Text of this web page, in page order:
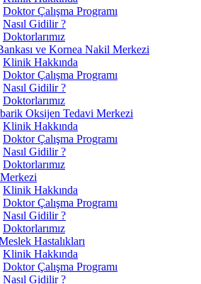
Doktor Çalışma Programı
Nasıl Gidilir ?
Doktorlarımız
ve Kornea Nakil Merkezi
Klinik Hakkında
Doktor Çalışma Programı
Nasıl Gidilir ?
Doktorlarımız
Oksijen Tedavi Merkezi
Klinik Hakkında
Doktor Çalışma Programı
Nasıl Gidilir ?
Doktorlarımız
Klinik Hakkında
Doktor Çalışma Programı
Nasıl Gidilir ?
Doktorlarımız
Hastalıkları
Klinik Hakkında
Doktor Çalışma Programı
Nasıl Gidilir ?